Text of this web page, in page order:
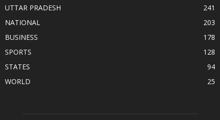
UTTAR PRADESH
241
NATIONAL
203
BUSINESS
178
SPORTS
128
STATES
94
WORLD
25